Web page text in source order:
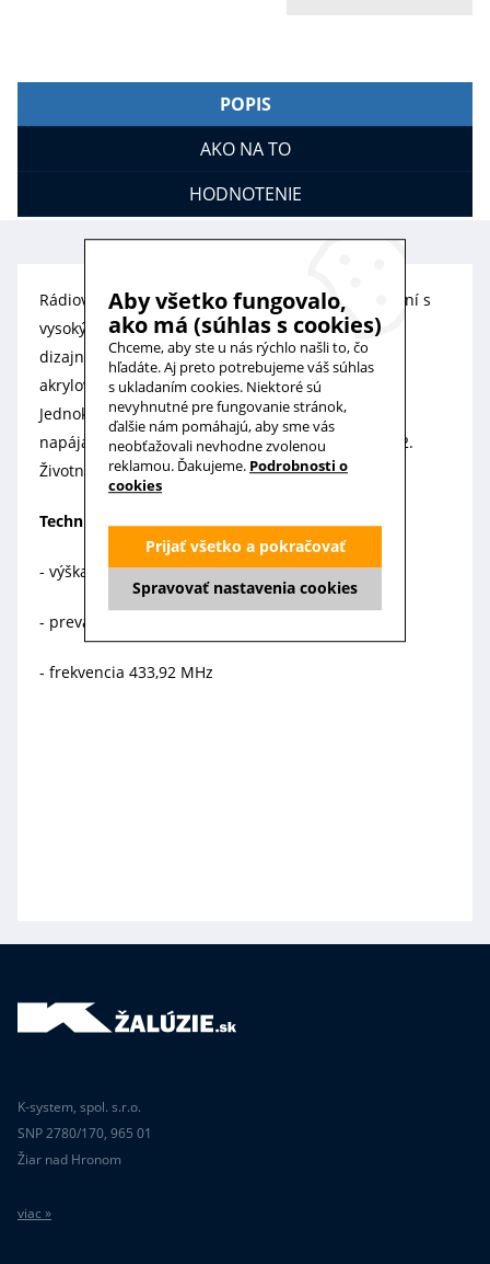
POPIS
AKO NA TO
HODNOTENIE
Rádiový ovládač v exkluzívnom farebnom prevedení s
vysokým klavírnym leskom bielej farby je doslova
dizajnovým kúskom. Predný panel je vyrobený z
akrylového materiálu odolného voči poškriabaniu.
Jednokanálový diaľkový ovládač značky A-OK je
napájaný 2 kusmi gombíkovej batérie typu CR2032.
Životnosť batérií v ovládači je cca 3 roky.
Technické údaje:
- výška 128 x šírka 42 x hĺbka 12 mm
- prevádzková teplota -20ºC do + 55ºC
- frekvencia 433,92 MHz
K-system, spol. s.r.o.
SNP 2780/170, 965 01
Žiar nad Hronom
viac »
Aby všetko fungovalo,
ako má (súhlas s cookies)
Chceme, aby ste u nás rýchlo našli to, čo
hľadáte. Aj preto potrebujeme váš súhlas
s ukladaním cookies. Niektoré sú
nevyhnutné pre fungovanie stránok,
ďalšie nám pomáhajú, aby sme vás
neobťažovali nevhodne zvolenou
reklamou. Ďakujeme. Podrobnosti o
cookies
Spravovať nastavenia cookies
Prijať všetko a pokračovať